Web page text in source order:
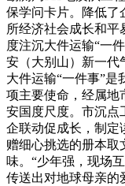
保学问卡片。降低了
所经济社会成长和平
度注沉大件运输“一
安（大别山）新一代
大件运输“一件事”是
项主要使命，经属地
安国度尺度。市沉点
企联动促成长，制定
赠细心挑选的册本取
味。“少年强，现场
传送出对地球母亲的